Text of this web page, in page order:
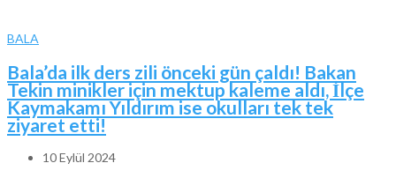
BALA
Bala’da ilk ders zili önceki gün çaldı! Bakan
Tekin minikler için mektup kaleme aldı, İlçe
Kaymakamı Yıldırım ise okulları tek tek
ziyaret etti!
10 Eylül 2024